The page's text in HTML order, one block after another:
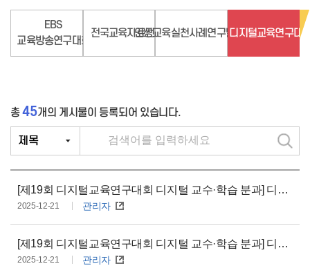
EBS
교육방송연구대회
전국교육자료전인성교육실천사례연구발표대회디지털교육연구대
총45개 의 게시물이 등록되어 있습니다.
검
색
[제19회 디지털교육연구대회 디지털 교수·학습 분과] 디지털 기반 체험형 안전놀이 프로젝트로 미래 역량 표지판 세우기
2025-12-21 관리자
[제19회 디지털교육연구대회 디지털 교수·학습 분과] 디지털 놀이 기반 <안전 놀e터 프로젝트>로 통합적 안전능력 기르기
2025-12-21 관리자